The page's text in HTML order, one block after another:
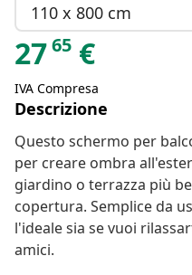
110 x 800 cm
2765 €
IVA Compresa
Descrizione
Questo schermo per
per creare ombra
giardino o terrazza più
copertura. Semplice da
l'ideale sia se vuoi
amici.